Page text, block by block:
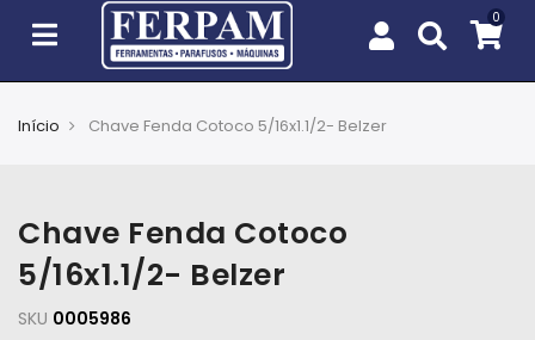
e
Jardim
EPIs
Início Chave Fenda Cotoco 5/16x1.1/2- Belzer
Chave Fenda Cotoco
5/16x1.1/2- Belzer
SKU 0005986